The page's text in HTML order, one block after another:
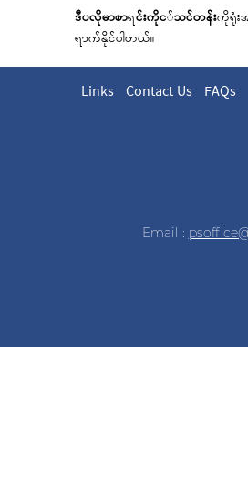
ဒီပလိုမာစာရင်းကိုင်သင်တန်းကိုရ
ရာက်နိုင်ပါတယ်။
Links Contact Us FAQs
Email :